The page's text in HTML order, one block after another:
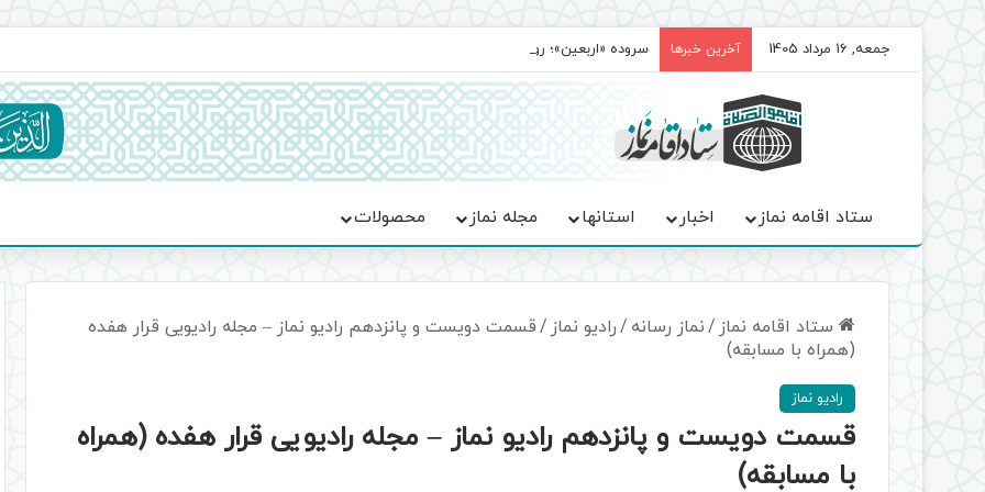
جمعه, 16 مرداد 1405 آخرین خبرها سروده‌ «اربعین»؛ روایت حماسه، استقامت و تمدن‌سازی امت اسلامی
ستاد اقامه نماز اخبار استانها مجله نماز محصولات
ستاد اقامه نماز /نماز رسانه /رادیو نماز /قسمت دویست و پانزدهم رادیو نماز – مجله رادیویی قرار هفده
(همراه با مسابقه)
رادیو نماز
قسمت دویست و پانزدهم رادیو نماز – مجله رادیویی قرار هفده (همراه
با مسابقه)